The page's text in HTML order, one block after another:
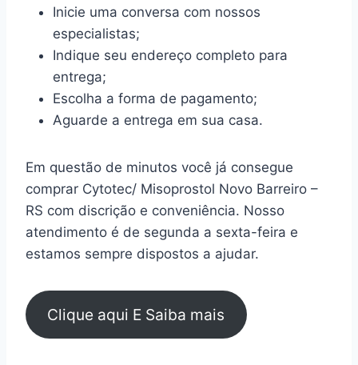
Inicie uma conversa com nossos
especialistas;
Indique seu endereço completo para
entrega;
Escolha a forma de pagamento;
Aguarde a entrega em sua casa.
Em questão de minutos você já consegue
comprar Cytotec/ Misoprostol Novo Barreiro –
RS com discrição e conveniência. Nosso
atendimento é de segunda a sexta-feira e
estamos sempre dispostos a ajudar.
Clique aqui E Saiba mais